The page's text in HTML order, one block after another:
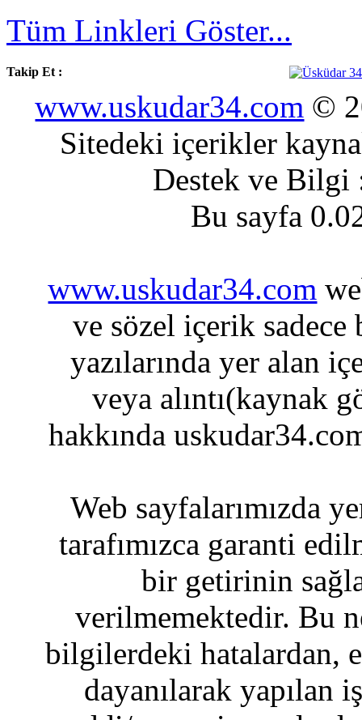
Tüm Linkleri Göster...
Takip Et :
www.uskudar34.com ©
Sitedeki içerikler
Destek ve
Bu sayfa
www.uskudar34.com
ve sözel içerik sadece
yazılarında yer alan
veya alıntı(kaynak
hakkında
Web sayfalarımızda
tarafımızca garanti
bir getirinin
verilmemektedir. Bu
bilgilerdeki hatalardan,
dayanılarak yapılan